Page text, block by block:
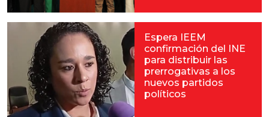
Espera IEEM
confirmación del INE
para distribuir las
prerrogativas a los
nuevos partidos
políticos